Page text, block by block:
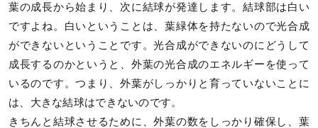
葉の成長から始まり、次に結球が発達します。結球部は白い
ですよね。白いということは、葉緑体を持たないので光合成
ができないということです。光合成ができないのにどうして
成長するのかというと、外葉の光合成のエネルギーを使って
いるのです。つまり、外葉がしっかりと育っていないことに
は、大きな結球はできないのです。
きちんと結球させるために、外葉の数をしっかり確保し、葉